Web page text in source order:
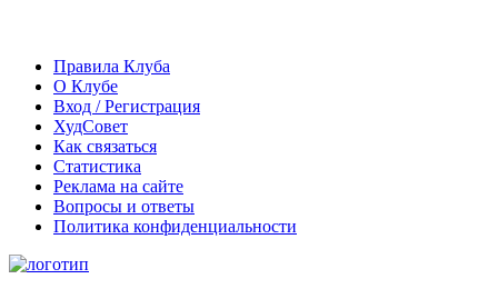
Правила Клуба
О Клубе
Вход / Регистрация
ХудСовет
Как связаться
Статистика
Реклама на сайте
Вопросы и ответы
Политика конфиденциальности